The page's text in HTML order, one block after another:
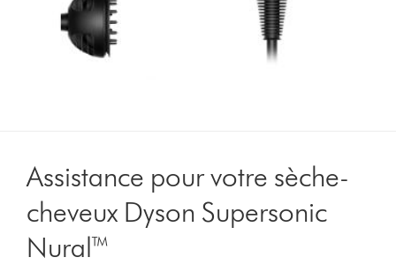
Assistance pour votre sèche-
cheveux Dyson Supersonic
Nural™